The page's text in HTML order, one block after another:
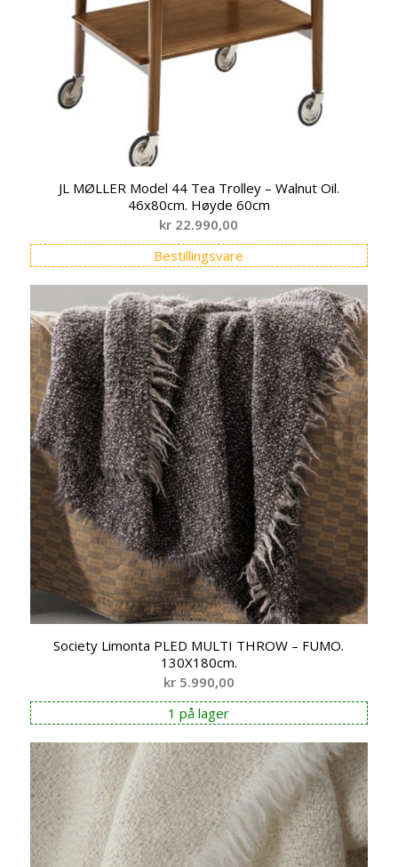
JL MØLLER Model 44 Tea Trolley – Walnut Oil.
46x80cm. Høyde 60cm
kr 22.990,00
Bestillingsvare
Society Limonta PLED MULTI THROW – FUMO.
130X180cm.
kr5.990,00
1 på lager